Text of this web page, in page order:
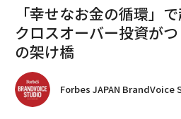
「幸せなお金の循環」
クロスオーバー投資が
の架け橋
Forbes JAPAN BrandVoice